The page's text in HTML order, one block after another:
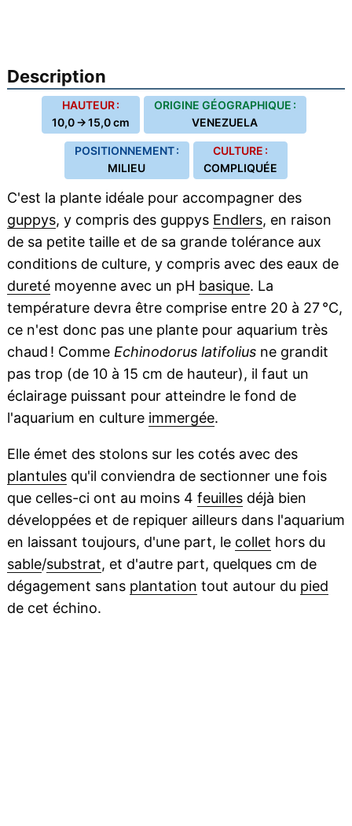
Description
HAUTEUR :
10,0 → 15,0 cm
ORIGINE GÉOGRAPHIQUE :
VENEZUELA
POSITIONNEMENT :
MILIEU
CULTURE :
COMPLIQUÉE
C'est la plante idéale pour accompagner des
guppys, y compris des guppys Endlers, en raison
de sa petite taille et de sa grande tolérance aux
conditions de culture, y compris avec des eaux de
duretémoyenne avec un pH basique. La
température devra être comprise entre 20 à 27 °C,
ce n'est donc pas une plante pour aquarium très
chaud ! Comme Echinodorus latifoliusne grandit
pas trop (de 10 à 15 cm de hauteur), il faut un
éclairage puissant pour atteindre le fond de
l'aquarium en culture immergée.
Elle émet des stolons sur les cotés avec des
plantulesqu'il conviendra de sectionner une fois
que celles-ci ont au moins 4 feuillesdéjà bien
développées et de repiquer ailleurs dans l'aquarium
en laissant toujours, d'une part, le collet hors du
sable/substrat, et d'autre part, quelques cm de
dégagement sans plantation tout autour du pied
de cet échino.